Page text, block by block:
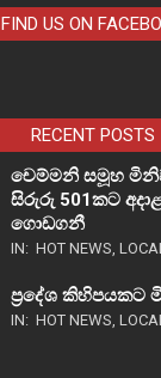
FIND US ON
RECENT POSTS
චෙම්මනි සමූහ
සිරුරු 501කට
ගොඩගනී
IN: HOT NEWS,
ප්‍රදේශ කිහිපයකට
IN: HOT NEWS,